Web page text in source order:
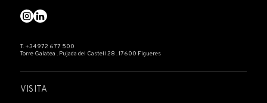
T. +34 972 677 500
Torre Galatea . Pujada del Castell 28 . 17600 Figueres
VISITA